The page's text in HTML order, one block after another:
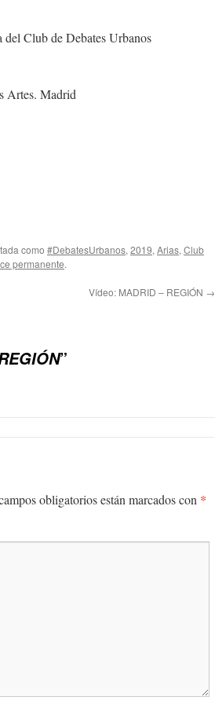
Club de Debates Urbanos
Artes. Madrid
como #DebatesUrbanos, 2019, Arias, Club
permanente.
Vídeo: MADRID – REGIÓN →
”
obligatorios están marcados con *